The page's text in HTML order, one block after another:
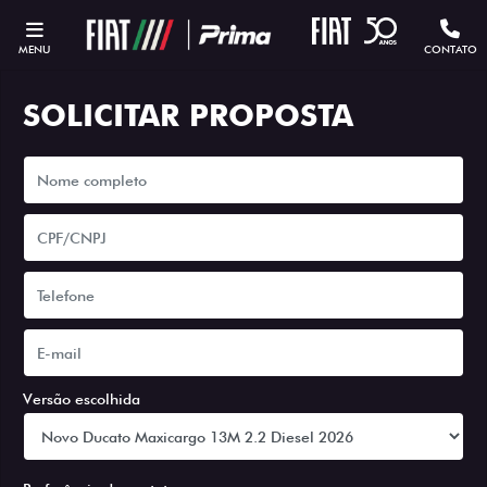
MENU CONTATO
SOLICITAR PROPOSTA
Versão escolhida